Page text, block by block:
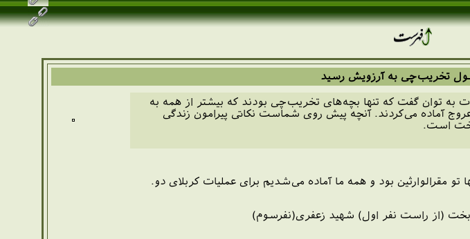
تخریب‌چی به آرزویش رسید
به توان گفت که تنها بچه‌های تخریب‌چی بودند که بیشتر از همه به
آماده می‌کردند. آنچه پیش روی شماست نکاتی پیرامون زندگی
است.
تو مقرالوارثین بود و همه ما آماده می‌شدیم برای عملیات کربلای دو.
(از راست نفر اول) شهید زعفری(نفرسوم)